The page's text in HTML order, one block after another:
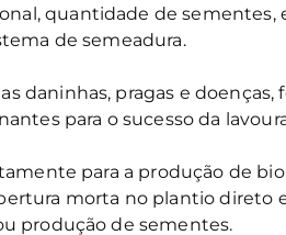
quantidade de sementes,
de semeadura.
daninhas, pragas e doenças,
para o sucesso da
para a produção de
morta no plantio direto
produção de sementes.